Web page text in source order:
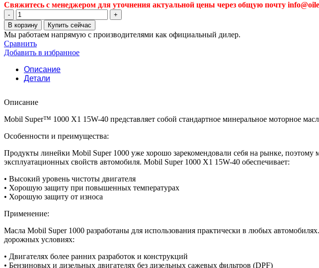
Свяжитесь с менеджером для уточнения актуальной цены через общую почту
Количество
товара
Масло
для
двигателя
Mobil
super
1000
40
В корзину Купить сейчас
Мы работаем напрямую с производителями как официальный дилер.
Сравнить
Добавить в избранное
Описание
Детали
Описание
Mobil Super™ 1000 X1 15W-40 представляет собой стандартное минеральное моторное
Особенности и преимущества:
Продукты линейки Mobil Super 1000 уже хорошо зарекомендовали себя на рынке,
эксплуатационных свойств автомобиля. Mobil Super 1000 X1 15W-40 обеспечивает:
• Высокий уровень чистоты двигателя
• Хорошую защиту при повышенных температурах
• Хорошую защиту от износа
Применение:
Масла Mobil Super 1000 разработаны для использования практически в любых
дорожных условиях:
• Двигателях более ранних разработок и конструкций
• Бензиновых и дизельных двигателях без дизельных сажевых фильтров (DPF)